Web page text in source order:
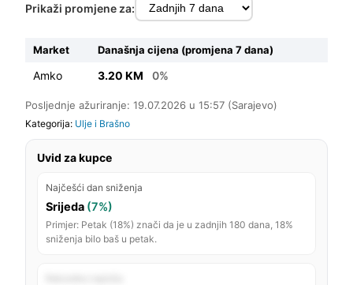
Prikaži promjene za:
Market Današnja cijena (promjena 7 dana)
Amko 3.20 KM 0%
Posljednje ažuriranje: 19.07.2026 u 15:57 (Sarajevo)
Kategorija: Ulje i Brašno
Uvid za kupce
Najčešći dan sniženja
Srijeda (7%)
Primjer: Petak (18%) znači da je u zadnjih 180 dana, 18%
sniženja bilo baš u petak.